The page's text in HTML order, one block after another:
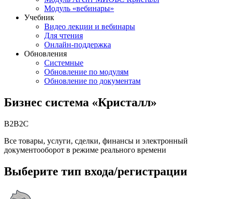
Модуль «вебинары»
Учебник
Видео лекции и вебинары
Для чтения
Онлайн-поддержка
Обновления
Системные
Обновление по модулям
Обновление по документам
Бизнес система «Кристалл»
B2B2C
Все товары, услуги, сделки, финансы и электронный
документооборот в режиме реального времени
Выберите тип входа/регистрации